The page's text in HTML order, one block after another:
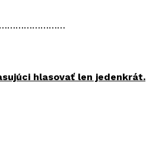
hlasovať len jedenkrát.